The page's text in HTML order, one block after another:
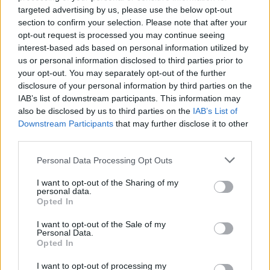
targeted advertising by us, please use the below opt-out
section to confirm your selection. Please note that after your
opt-out request is processed you may continue seeing
interest-based ads based on personal information utilized by
us or personal information disclosed to third parties prior to
your opt-out. You may separately opt-out of the further
disclosure of your personal information by third parties on the
IAB’s list of downstream participants. This information may
also be disclosed by us to third parties on the IAB’s List of
Downstream Participants that may further disclose it to other
Personal Data Processing Opt Outs
I want to opt-out of the Sharing of my
personal data.
Opted In
I want to opt-out of the Sale of my
Personal Data.
Opted In
I want to opt-out of processing my
“potenza di fuoco finanziaria” a disposizione delle imprese per
investimenti e acquisizioni – è stata pari al 31 dicembre di
ciascun anno, in media a poco meno di 120 miliardi di dollari,
rispetto ai circa 500 miliardi a disposizione delle piattaforme. Tali
somme eccedono di gran lunga il fabbisogno per le normali
attività operative, ed in parte rilevante vengono reinvestite in
titoli del debito pubblico, azioni, obbligazioni ed altri strumenti
finanziari dando conseguentemente luogo ad ulteriori introiti. Ad
esempio, nel 2021 il reddito ante imposte delle piattaforme
risulta superiore al margine netto (la differenza tra le due poste è
telco è inferiore di 8 miliardi (131 vs 139 miliardi di dollari).
Conseguentemente risulta notevolmente diversa la rilevanza che
patrimoniale complessivo: nel 2021, per le piattaforme questo
rapporto è pari al 28,2% contro il 5,1% delle telco. Analoghe